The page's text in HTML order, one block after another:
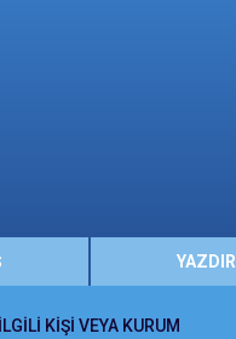
YAZDIR
İLGİLİ KİŞİ VEYA KURUM